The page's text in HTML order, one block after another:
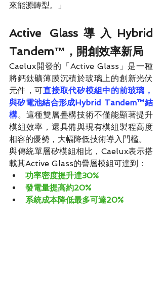
來能源轉型。」
Active Glass導入Hybrid
Tandem™，開創效率新局
Caelux開發的「Active Glass」是一種
將鈣鈦礦薄膜沉積於玻璃上的創新光伏
元件，可直接取代矽模組中的前玻璃，
與矽電池結合形成Hybrid Tandem™結
構。這種雙層疊構技術不僅能顯著提升
模組效率，還具備與現有模組製程高度
相容的優勢，大幅降低技術導入門檻。
與傳統單層矽模組相比，Caelux表示搭
載其Active Glass的疊層模組可達到：
功率密度提升達30%
發電量提高約20%
系統成本降低最多可達20%